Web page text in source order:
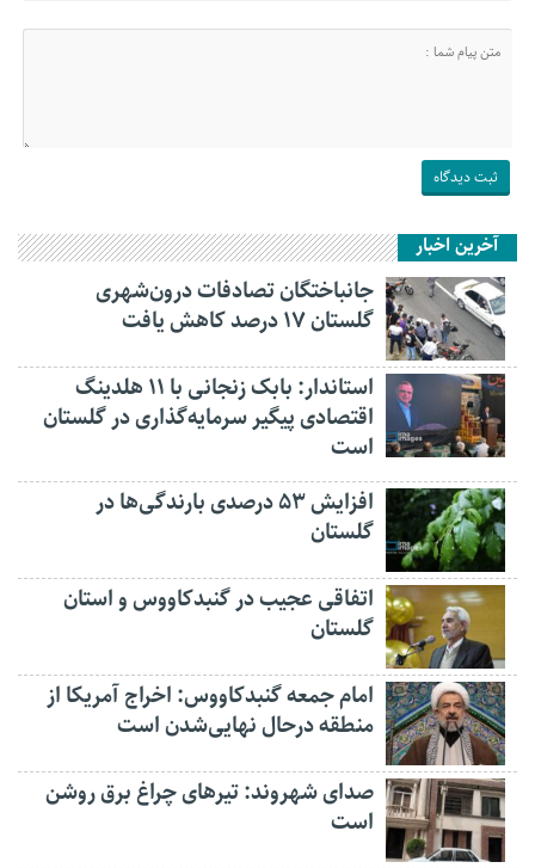
آخرین اخبار
جانباختگان تصادفات درون‌شهری
گلستان ۱۷ درصد کاهش یافت
استاندار: بابک زنجانی با ۱۱ هلدینگ
اقتصادی پیگیر سرمایه‌گذاری در گلستان
است
افزایش ۵۳ درصدی بارندگی‌ها در
گلستان
اتفاقی عجیب در‌ گنبدکاووس و استان
گلستان
امام جمعه گنبدکاووس: اخراج آمریکا از
منطقه درحال نهایی‌شدن است
صدای شهروند: تیرهای چراغ برق روشن
است